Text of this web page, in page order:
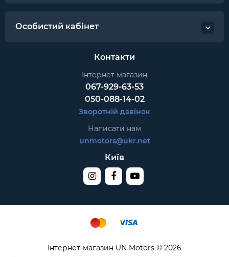
Особистий кабінет
Контакти
Інтернет магазин
067-929-63-53
050-088-14-02
Зворотній дзвінок
Написати нам
unmotors@ukr.net
Київ
Інтернет-магазин UN Motors © 2026